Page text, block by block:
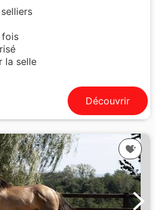
fois
la selle
Découvrir